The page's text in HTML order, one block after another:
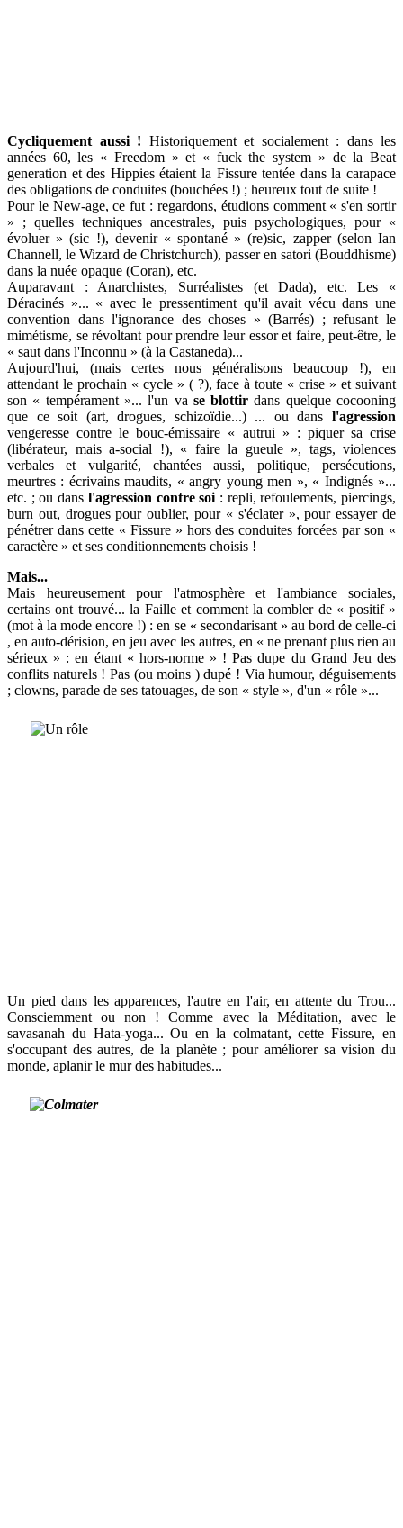
Cycliquement aussi ! Historiquement et socialement : dans les
années 60, les « Freedom » et « fuck the system » de la Beat
generation et des Hippies étaient la Fissure tentée dans la carapace
des obligations de conduites (bouchées !) ; heureux tout de suite !
Pour le New-age, ce fut : regardons, étudions comment « s'en sortir
» ; quelles techniques ancestrales, puis psychologiques, pour «
évoluer » (sic !), devenir « spontané » (re)sic, zapper (selon Ian
Channell, le Wizard de Christchurch), passer en satori (Bouddhisme)
dans la nuée opaque (Coran), etc.
Auparavant : Anarchistes, Surréalistes (et Dada), etc. Les «
Déracinés »... « avec le pressentiment qu'il avait vécu dans une
convention dans l'ignorance des choses » (Barrés) ; refusant le
mimétisme, se révoltant pour prendre leur essor et faire, peut-être, le
« saut dans l'Inconnu » (à la Castaneda)...
Aujourd'hui, (mais certes nous généralisons beaucoup !), en
attendant le prochain « cycle » ( ?), face à toute « crise » et suivant
son « tempérament »... l'un va se blottir dans quelque cocooning
que ce soit (art, drogues, schizoïdie...) ... ou dans l'agression
vengeresse contre le bouc-émissaire « autrui » : piquer sa crise
(libérateur, mais a-social !), « faire la gueule », tags, violences
verbales et vulgarité, chantées aussi, politique, persécutions,
meurtres : écrivains maudits, « angry young men », « Indignés »...
etc. ; ou dans l'agression contre soi: repli, refoulements, piercings,
burn out, drogues pour oublier, pour « s'éclater », pour essayer de
pénétrer dans cette « Fissure » hors des conduites forcées par son «
caractère » et ses conditionnements choisis !
Mais...
Mais heureusement pour l'atmosphère et l'ambiance sociales,
certains ont trouvé... la Faille et comment la combler de « positif »
(mot à la mode encore !) : en se « secondarisant » au bord de celle-ci
, en auto-dérision, en jeu avec les autres, en « ne prenant plus rien au
sérieux » : en étant « hors-norme » ! Pas dupe du Grand Jeu des
conflits naturels ! Pas (ou moins ) dupé ! Via humour, déguisements
; clowns, parade de ses tatouages, de son « style », d'un « rôle »...
Un pied dans les apparences, l'autre en l'air, en attente du Trou...
Consciemment ou non ! Comme avec la Méditation, avec le
savasanah du Hata-yoga... Ou en la colmatant, cette Fissure, en
s'occupant des autres, de la planète ; pour améliorer sa vision du
monde, aplanir le mur des habitudes...